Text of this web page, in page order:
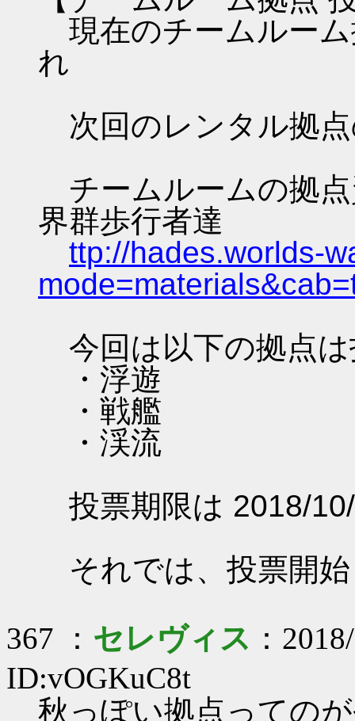
現在のチームルー
れ
次回のレンタル拠
チームルームの拠
界群歩行者達
ttp://hades.worlds-
今回は以下の拠点
・浮遊
・戦艦
・渓流
投票期限は 2018/
それでは、投票開
367 ： セレヴィス ：
ID:vOGKuC8t
秋っぽい拠点っての